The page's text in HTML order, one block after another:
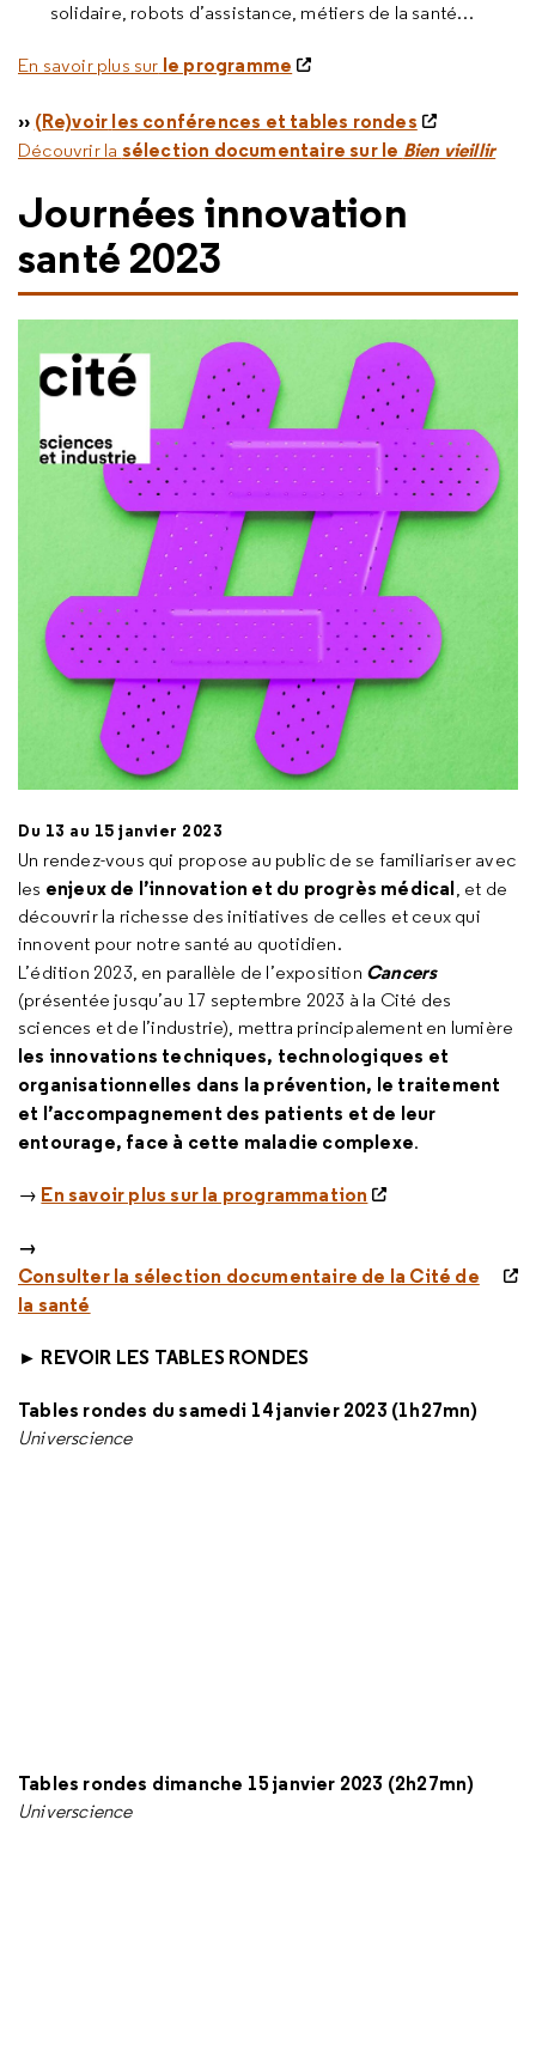
solidaire, robots d’assistance, métiers de la santé…
En savoir plus sur le programme
›› (Re)voir les conférences et tables rondes
Découvrir la sélection documentaire sur le Bien vieillir
Journées innovation
santé 2023
Du 13 au 15 janvier 2023
Un rendez-vous qui propose au public de se familiariser avec
les enjeux de l’innovation et du progrès médical, et de
découvrir la richesse des initiatives de celles et ceux qui
innovent pour notre santé au quotidien.
L’édition 2023, en parallèle de l’exposition Cancers
(présentée jusqu’au 17 septembre 2023 à la Cité des
sciences et de l’industrie), mettra principalement en lumière
les innovations techniques, technologiques et
organisationnelles dans la prévention, le traitement
et l’accompagnement des patients et de leur
entourage, face à cette maladie complexe.
→ En savoir plus sur la programmation
→
Consulter la sélection documentaire de la Cité de
la santé
► REVOIR LES TABLES RONDES
Tables rondes du samedi 14 janvier 2023 (1h27mn)
Universcience
Tables rondes dimanche 15 janvier 2023 (2h27mn)
Universcience